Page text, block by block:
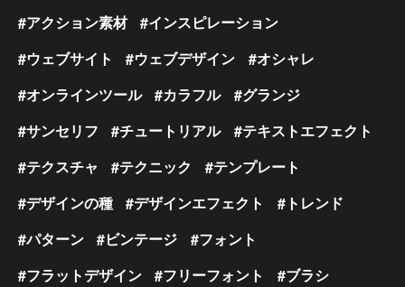
アクション素材
インスピレーション
ウェブサイト
ウェブデザイン
オシャレ
オンラインツール
カラフル
グランジ
サンセリフ
チュートリアル
テキストエフェクト
テクスチャ
テクニック
テンプレート
デザインの種
デザインエフェクト
トレンド
パターン
ビンテージ
フォント
フラットデザイン
フリーフォント
ブラシ